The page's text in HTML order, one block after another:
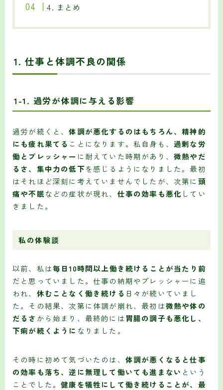
4. まとめ
1. 仕事と体調不良の関係
1-1. 過労が体調に与える影響
過労が続くと、体調が悪化するのはもちろん、精神的
にも疲れ果てる ことになります。私自身も、過剰な労
働とプレッシャー に耐えていた時期があり、微熱やだ
るさ、集中力の低下を感じるようになりました。最初
はそれほど深刻に考えていませんでしたが、次第に 頭
痛や不眠などの症状が現れ、 仕事の効率も悪化 してい
きました。
私の体験談
以前、私は毎日10時間以上働き続けることが当たり前
だと思っていました。仕事の納期やプレッシャーに追
われ、 休むことなく働き続ける 日々が続いていまし
た。その結果、次第に体調が崩れ、最初は微熱や体の
だるさ から始まり、最終的には 胃腸の調子も悪化し、
下痢が続くように なりました。
その時に初めて気づいたのは、 体調が悪くなると仕事
の効率も落ち、逆に無理して働いても進まない という
ことでした。健康を犠牲にして働き続けることが、最